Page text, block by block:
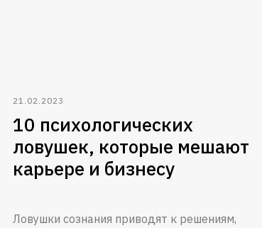
21.02.2023
10 психологических
ловушек, которые мешают
карьере и бизнесу
Ловушки сознания приводят к решениям,